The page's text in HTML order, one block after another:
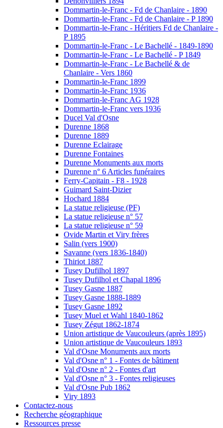
Dommartin-le-Franc - Fd de Chanlaire - 1890
Dommartin-le-Franc - Fd de Chanlaire - P 1890
Dommartin-le-Franc - Héritiers Fd de Chanlaire -
P 1895
Dommartin-le-Franc - Le Bachellé - 1849-1890
Dommartin-le-Franc - Le Bachellé - P 1849
Dommartin-le-Franc - Le Bachellé & de
Chanlaire - Vers 1860
Dommartin-le-Franc 1899
Dommartin-le-Franc 1936
Dommartin-le-Franc AG 1928
Dommartin-le-Franc vers 1936
Ducel Val d'Osne
Durenne 1868
Durenne 1889
Durenne Eclairage
Durenne Fontaines
Durenne Monuments aux morts
Durenne n° 6 Articles funéraires
Ferry-Capitain - F8 - 1928
Guimard Saint-Dizier
Hochard 1884
La statue religieuse (PF)
La statue religieuse n° 57
La statue religieuse n° 59
Ovide Martin et Viry frères
Salin (vers 1900)
Savanne (vers 1836-1840)
Thiriot 1887
Tusey Dufilhol 1897
Tusey Dufilhol et Chapal 1896
Tusey Gasne 1887
Tusey Gasne 1888-1889
Tusey Gasne 1892
Tusey Muel et Wahl 1840-1862
Tusey Zégut 1862-1874
Union artistique de Vaucouleurs (après 1895)
Union artistique de Vaucouleurs 1893
Val d'Osne Monuments aux morts
Val d'Osne n° 1 - Fontes de bâtiment
Val d'Osne n° 2 - Fontes d'art
Val d'Osne n° 3 - Fontes religieuses
Val d'Osne Pub 1862
Viry 1893
Contactez-nous
Recherche géographique
Ressources presse